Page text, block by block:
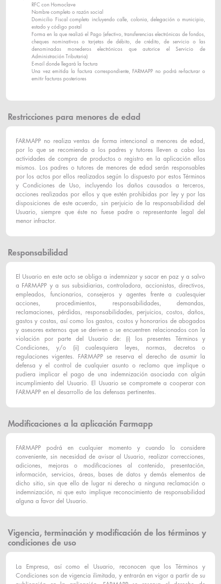
RFC con Homoclave
Nombre completo o razón social
Domicilio Fiscal completo incluyendo calle, colonia, delegación o municipio,
estado y código postal
Forma en la que realizó el Pago (efectivo, transferencias electrónicas de fondos,
cheques nominativos o tarjetas de débito, de crédito, de servicio o las
denominadas monederos electrónicos que autorice el Servicio de
Administración Tributaria)
E-mail donde llegará la factura
Una vez emitida la factura correspondiente, FARMAPP no podrá re-facturar o
emitir facturas posteriores
Restricciones para menores de edad
FARMAPP no realiza ventas de forma intencional a menores de edad,
por lo que se recomienda a los padres y tutores lleven a cabo las
actividades de compra de productos o registro en la aplicación ellos
mismos. Los padres o tutores de menores de edad serán responsables
por los actos por ellos realizados según lo dispuesto por estos Términos
y Condiciones de Uso, incluyendo los daños causados a terceros,
acciones realizadas por ellos y que estén prohibidas por ley y por las
disposiciones de este acuerdo, sin perjuicio de la responsabilidad del
Usuario, siempre que éste no fuese padre o representante legal del
menor infractor.
Responsabilidad
El Usuario en este acto se obliga a indemnizar y sacar en paz y a salvo
a FARMAPP y a sus subsidiarias, controladora, accionistas, directivos,
empleados, funcionarios, consejeros y agentes frente a cualesquier
acciones, procedimientos, responsabilidades, demandas,
reclamaciones, pérdidas, responsabilidades, perjuicios, costos, daños,
gastos y costas, así como los gastos, costos y honorarios de abogados
y asesores externos que se deriven o se encuentren relacionados con la
violación por parte del Usuario de: (i) los presentes Términos y
Condiciones, y/o (ii) cualesquiera leyes, normas, decretos o
regulaciones vigentes. FARMAPP se reserva el derecho de asumir la
defensa y el control de cualquier asunto o reclamo que implique o
pudiera implicar el pago de una indemnización asociada con algún
incumplimiento del Usuario. El Usuario se compromete a cooperar con
FARMAPP en el desarrollo de las defensas pertinentes.
Modificaciones a la aplicación Farmapp
FARMAPP podrá en cualquier momento y cuando lo considere
conveniente, sin necesidad de avisar al Usuario, realizar correcciones,
adiciones, mejoras o modificaciones al contenido, presentación,
información, servicios, áreas, bases de datos y demás elementos de
dicho sitio, sin que ello de lugar ni derecho a ninguna reclamación o
indemnización, ni que esto implique reconocimiento de responsabilidad
alguna a favor del Usuario.
Vigencia, terminación y modificación de los términos y
condiciones de uso
La Empresa, así como el Usuario, reconocen que los Términos y
Condiciones son de vigencia ilimitada, y entrarán en vigor a partir de su